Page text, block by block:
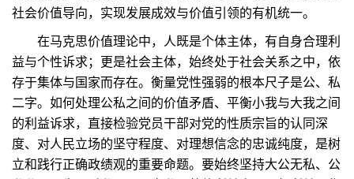
社会价值导向，实现发展成效与价值引领的有机统一。
在马克思价值理论中，人既是个体主体，有自身合理利
益与个性诉求；更是社会主体，始终处于社会关系之中，依
存于集体与国家而存在。衡量党性强弱的根本尺子是公、私
二字。如何处理公私之间的价值矛盾、平衡小我与大我之间
的利益诉求，直接检验党员干部对党的性质宗旨的认同深
度、对人民立场的坚守程度、对理想信念的忠诚纯度，是树
立和践行正确政绩观的重要命题。要始终坚持大公无私、公